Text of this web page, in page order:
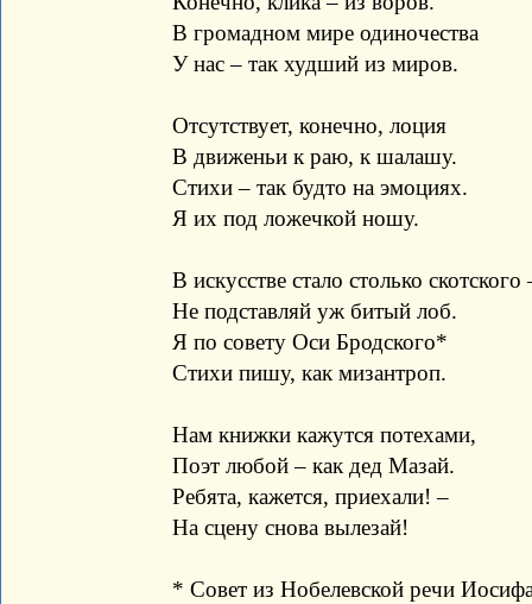
В громадном мире одиночества
У нас – так худший из миров.
Отсутствует, конечно, лоция
В движеньи к раю, к шалашу.
Стихи – так будто на эмоциях.
Я их под ложечкой ношу.
В искусстве стало столько скотского
Не подставляй уж битый лоб.
Я по совету Оси Бродского*
Стихи пишу, как мизантроп.
Нам книжки кажутся потехами,
Поэт любой – как дед Мазай.
Ребята, кажется, приехали! –
На сцену снова вылезай!
* Совет из Нобелевской речи